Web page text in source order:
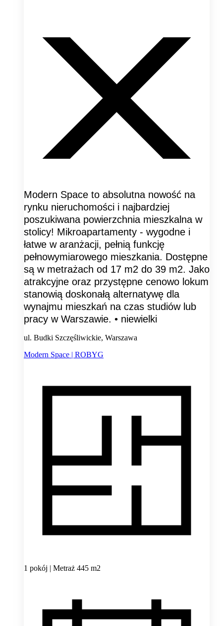
Modern Space to absolutna nowość na
rynku nieruchomości i najbardziej
poszukiwana powierzchnia mieszkalna w
stolicy! Mikroapartamenty - wygodne i
łatwe w aranżacji, pełnią funkcję
pełnowymiarowego mieszkania. Dostępne
są w metrażach od 17 m2 do 39 m2. Jako
atrakcyjne oraz przystępne cenowo lokum
stanowią doskonałą alternatywę dla
wynajmu mieszkań na czas studiów lub
pracy w Warszawie. • niewielki
ul. Budki Szczęśliwickie, Warszawa
Modern Space | ROBYG
1 pokój | Metraż 445 m2